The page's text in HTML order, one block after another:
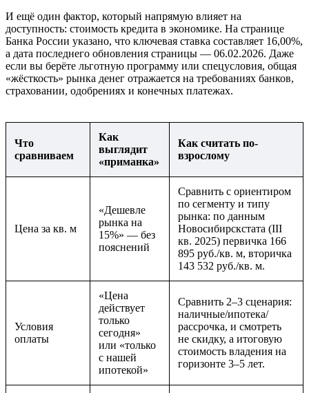
И ещё один фактор, который напрямую влияет на
доступность: стоимость кредита в экономике. На странице
Банка России указано, что ключевая ставка составляет 16,00%,
а дата последнего обновления страницы — 06.02.2026. Даже
если вы берёте льготную программу или спецусловия, общая
«жёсткость» рынка денег отражается на требованиях банков,
страховании, одобрениях и конечных платежах.
Что
сравниваем
Как
выглядит
«приманка»
Как считать по-
взрослому
Цена за кв. м
«Дешевле
рынка на
15%» — без
пояснений
Сравнить с ориентиром
по сегменту и типу
рынка: по данным
Новосибирскстата (III
кв. 2025) первичка 166
895 руб./кв. м, вторичка
143 532 руб./кв. м.
Условия
оплаты
«Цена
действует
только
сегодня»
или «только
с нашей
ипотекой»
Сравнить 2–3 сценария:
наличные/ипотека/
рассрочка, и смотреть
не скидку, а итоговую
стоимость владения на
горизонте 3–5 лет.